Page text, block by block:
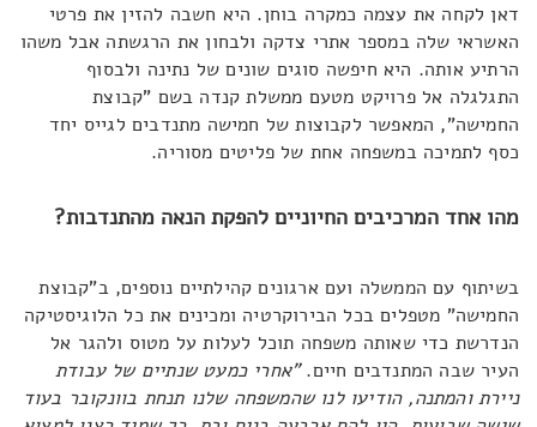
דאן לקחה את עצמה כמקרה בוחן. היא חשבה להזין את פרטי
האשראי שלה במספר אתרי צדקה ולבחון את הרגשתה אבל משהו
הרתיע אותה. היא חיפשה סוגים שונים של נתינה ולבסוף
התגלגלה אל פרויקט מטעם ממשלת קנדה בשם "קבוצת
החמישה", המאפשר לקבוצות של חמישה מתנדבים לגייס יחד
כסף לתמיכה במשפחה אחת של פליטים מסוריה.
מהו אחד המרכיבים החיוניים להפקת הנאה מהתנדבות?
בשיתוף עם הממשלה ועם ארגונים קהילתיים נוספים, ב"קבוצת
החמישה" מטפלים בכל הבירוקרטיה ומכינים את כל הלוגיסטיקה
הנדרשת כדי שאותה משפחה תוכל לעלות על מטוס ולהגר אל
העיר שבה המתנדבים חיים."אחרי כמעט שנתיים של עבודת
ניירת והמתנה, הודיעו לנו שהמשפחה שלנו תנחת בוונקובר בעוד